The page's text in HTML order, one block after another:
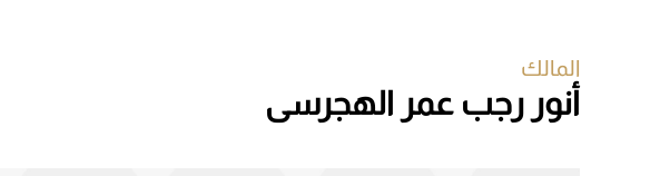
المالك
أنور رجب عمر الهجرسى